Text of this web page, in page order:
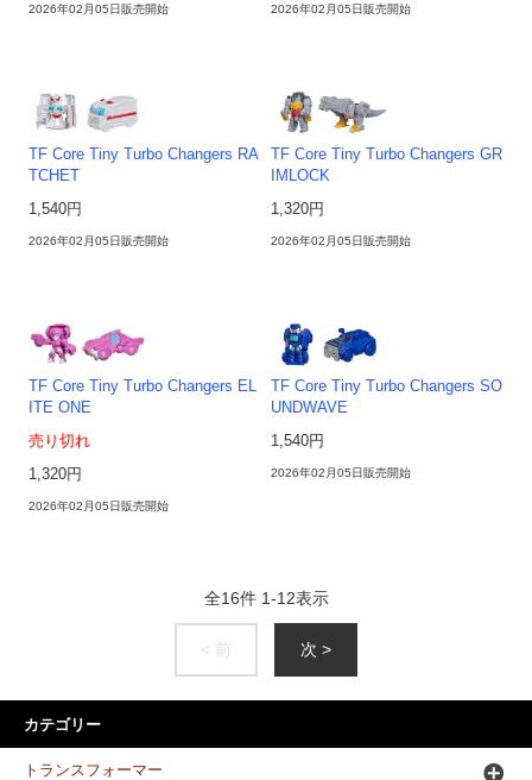
2026年02月05日販売開始 2026年02月05日販売開始
TF Core Tiny Turbo Changers RA
TCHET
1,540円
2026年02月05日販売開始
TF Core Tiny Turbo Changers GR
IMLOCK
1,320円
2026年02月05日販売開始
TF Core Tiny Turbo Changers EL
ITE ONE
売り切れ
1,320円
2026年02月05日販売開始
TF Core Tiny Turbo Changers SO
UNDWAVE
1,540円
2026年02月05日販売開始
全16件 1-12表示
< 前 次 >
カテゴリー
トランスフォーマー